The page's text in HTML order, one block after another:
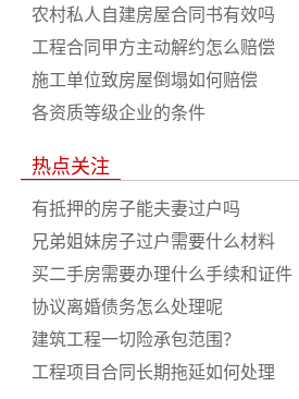
农村私人自建房屋合同书有效吗
工程合同甲方主动解约怎么赔偿
施工单位致房屋倒塌如何赔偿
各资质等级企业的条件
热点关注
有抵押的房子能夫妻过户吗
兄弟姐妹房子过户需要什么材料
买二手房需要办理什么手续和证件
协议离婚债务怎么处理呢
建筑工程一切险承包范围？
工程项目合同长期拖延如何处理